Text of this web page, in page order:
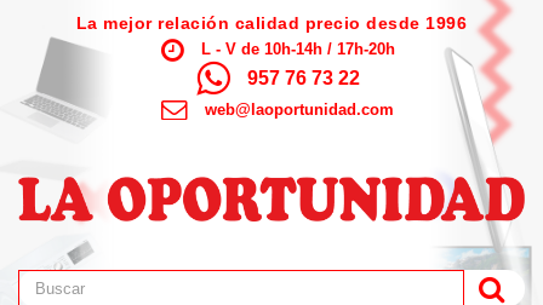
La mejor relación calidad precio desde 1996
L - V de 10h-14h / 17h-20h
957 76 73 22
web@laoportunidad.com